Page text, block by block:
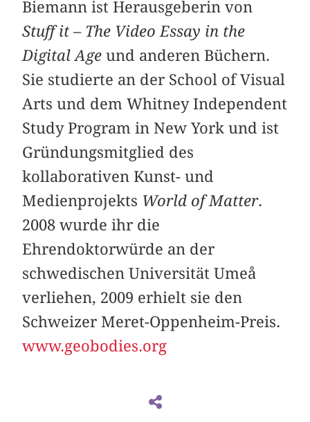
Biemann ist Herausgeberin von
Stuff it – The Video Essay in the
Digital Age und anderen Büchern.
Sie studierte an der School of Visual
Arts und dem Whitney Independent
Study Program in New York und ist
Gründungsmitglied des
kollaborativen Kunst- und
Medienprojekts World of Matter.
2008 wurde ihr die
Ehrendoktorwürde an der
schwedischen Universität Umeå
verliehen, 2009 erhielt sie den
Schweizer Meret-Oppenheim-Preis.
www.geobodies.org